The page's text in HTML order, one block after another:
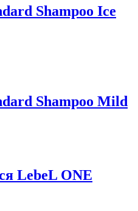
Shampoo Ice
Shampoo Mild
LebeL ONE